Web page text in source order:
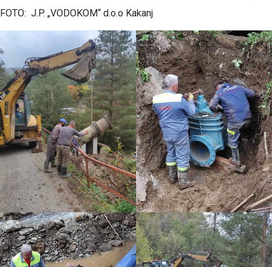
FOTO: J.P. „VODOKOM“ d.o.o Kakanj